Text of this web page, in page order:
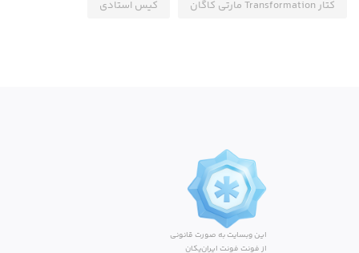
کتار Transformation مارتی کاگان کیس استادی
این وبسایت به صورت قانونی
از فونت فونت ایران‌یکان